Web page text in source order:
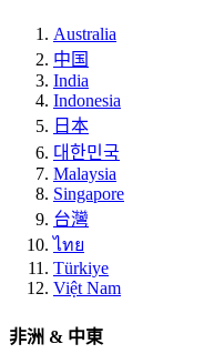
Australia
中国
India
Indonesia
日本
대한민국
Malaysia
Singapore
台灣
ไทย
Türkiye
Việt Nam
非洲 & 中東